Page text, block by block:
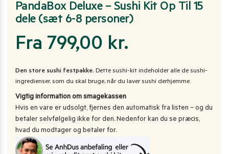
PandaBox Deluxe – Sushi Kit Op Til 15
dele (sæt 6-8 personer)
Fra 799,00 kr.
Den store sushi festpakke. Dette sushi-kit indeholder alle de sushi-
ingredienser, som du skal bruge, når du laver sushi derhjemme.
Vigtig information om smagekassen
Hvis en vare er udsolgt, fjernes den automatisk fra listen – og du
betaler selvfølgelig ikke for den. Nedenfor kan du se præcis,